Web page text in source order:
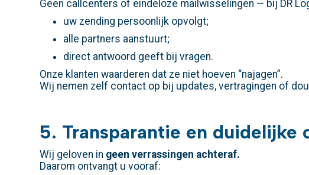
Geen callcenters of eindeloze mailwisselingen — bij DR
uw zending persoonlijk opvolgt;
alle partners aanstuurt;
direct antwoord geeft bij vragen.
Onze klanten waarderen dat ze niet hoeven “najagen”.
Wij nemen zelf contact op bij updates, vertragingen of
5. Transparantie en duidelijke
Wij geloven in geen verrassingen achteraf.
Daarom ontvangt u vooraf: